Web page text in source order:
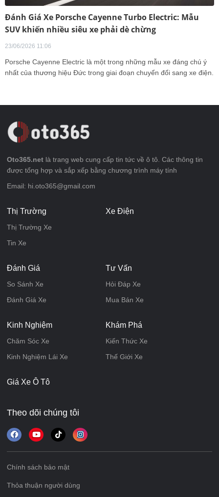
Đánh Giá Xe Porsche Cayenne Turbo Electric: Mẫu
SUV khiến nhiều siêu xe phải dè chừng
23/06/2026 11:06
Porsche Cayenne Electric là một trong những mẫu xe đáng chú ý
nhất của thương hiệu Đức trong giai đoạn chuyển đổi sang xe điện.
Oto365.net là trang web cung cấp tin tức về ô tô. Các thông tin
được tổng hợp và sắp xếp bằng chương trình máy tính
Email: hi.oto365@gmail.com
Thị Trường
Thị Trường Xe
Tin Xe
Xe Điện
Đánh Giá
So Sánh Xe
Đánh Giá Xe
Tư Vấn
Hỏi Đáp Xe
Mua Bán Xe
Kinh Nghiệm
Chăm Sóc Xe
Kinh Nghiệm Lái Xe
Khám Phá
Kiến Thức Xe
Thế Giới Xe
Giá Xe Ô Tô
Theo dõi chúng tôi
Chính sách bảo mật
Thỏa thuận người dùng